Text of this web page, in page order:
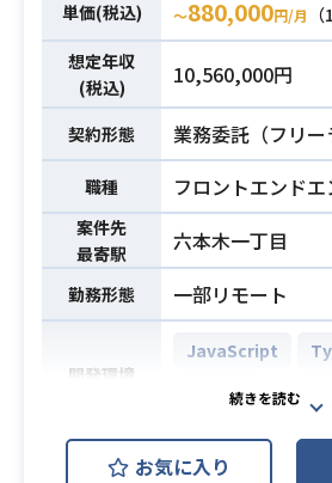
下記の業務を担っ
す。
・セキュリティ製
品選定、要件定
検討
・設計書レビュ
し込み作業
・関係各所との調
・社内説明資料の
ェクト推進
※詳細は面談時に
・インフラ領域
・セキュリティ製
単価(税込) 〜880,000円/月
想定年収
(税込)
10,560,000円
契約形態 業務委託（フリー
職種 フロントエンド
案件先
最寄駅
六本木一丁目
勤務形態 一部リモート
開発環境
JavaScript
Node.js
大手ネット証券グ
お気に入り